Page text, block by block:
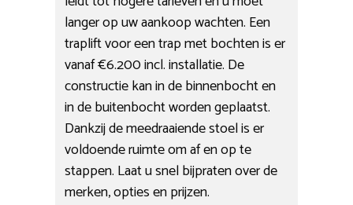
langer op uw aankoop wachten. Een
traplift voor een trap met bochten is er
vanaf €6.200 incl. installatie. De
constructie kan in de binnenbocht en
in de buitenbocht worden geplaatst.
Dankzij de meedraaiende stoel is er
voldoende ruimte om af en op te
stappen. Laat u snel bijpraten over de
merken, opties en prijzen.